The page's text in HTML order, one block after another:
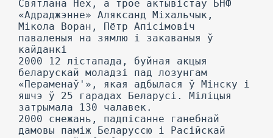
Святлана Hex, а трое актывістаў БНФ
«Адраджэнне» Аляксанд Міхальчык,
Мікола Воран, Пётр Апісімовіч
паваленыя на зямлю і закаваныя ў
кайданкі
2000 12 лістапада, буйная акцыя
беларускай моладзі пад лозунгам
«Пераменаў'», якая адбылася ў Мінску і
яшчэ ў 25 гарадах Беларусі. Міліцыя
затрымала 130 чалавек.
2000 снежань, падпісанне ганебнай
дамовы паміж Беларуссю і Расійскай